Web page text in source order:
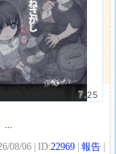
7.25
...
08/06 | ID:22969 |報告